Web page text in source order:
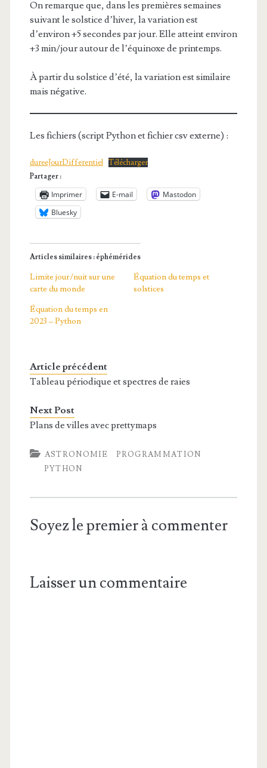
On remarque que, dans les premières semaines
suivant le solstice d’hiver, la variation est
d’environ +5 secondes par jour. Elle atteint environ
+3 min/jour autour de l’équinoxe de printemps.
À partir du solstice d’été, la variation est similaire
mais négative.
Les fichiers (script Python et fichier csv externe) :
dureeJourDifferentiel Télécharger
Partager :
Imprimer E-mail
Mastodon
Bluesky
Articles similaires : éphémérides
Limite jour/nuit sur une
carte du monde
Équation du temps et
solstices
Équation du temps en
2023 – Python
Article précédent
Tableau périodique et spectres de raies
Next Post
Plans de villes avec prettymaps
ASTRONOMIE
PROGRAMMATION
PYTHON
Soyez le premier à commenter
Laisser un commentaire